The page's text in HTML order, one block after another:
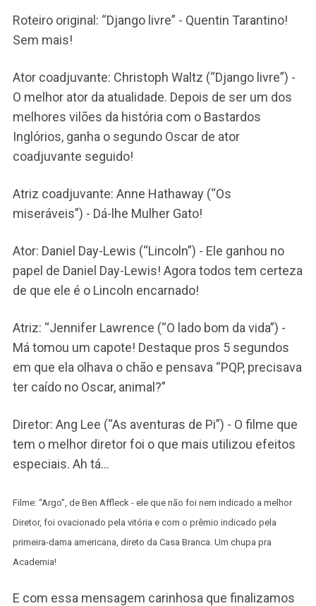
Roteiro original: “Django livre” - Quentin Tarantino!
Sem mais!
Ator coadjuvante: Christoph Waltz (“Django livre”) -
O melhor ator da atualidade. Depois de ser um dos
melhores vilões da história com o Bastardos
Inglórios, ganha o segundo Oscar de ator
coadjuvante seguido!
Atriz coadjuvante: Anne Hathaway (“Os
miseráveis”) - Dá-lhe Mulher Gato!
Ator: Daniel Day-Lewis (“Lincoln”) - Ele ganhou no
papel de Daniel Day-Lewis! Agora todos tem certeza
de que ele é o Lincoln encarnado!
Atriz: “Jennifer Lawrence (“O lado bom da vida”) -
Má tomou um capote! Destaque pros 5 segundos
em que ela olhava o chão e pensava “PQP, precisava
ter caído no Oscar, animal?”
Diretor: Ang Lee (“As aventuras de Pi”) - O filme que
tem o melhor diretor foi o que mais utilizou efeitos
especiais. Ah tá…
Filme: “Argo”, de Ben Affleck - ele que não foi nem indicado a melhor
Diretor, foi ovacionado pela vitória e com o prêmio indicado pela
primeira-dama americana, direto da Casa Branca. Um chupa pra
Academia!
E com essa mensagem carinhosa que finalizamos